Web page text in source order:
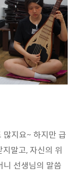
많지요~ 하지만 급
지말고, 자신의 위
선생님의 말씀